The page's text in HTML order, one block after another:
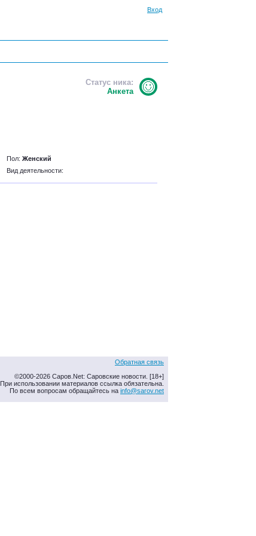
Вход
Статус ника:
Анкета
Пол: Женский
Вид деятельности:
Обратная связь
©2000-2026 Саров.Net: Саровские новости. [18+]
При использовании материалов ссылка обязательна.
По всем вопросам обращайтесь на info@sarov.net